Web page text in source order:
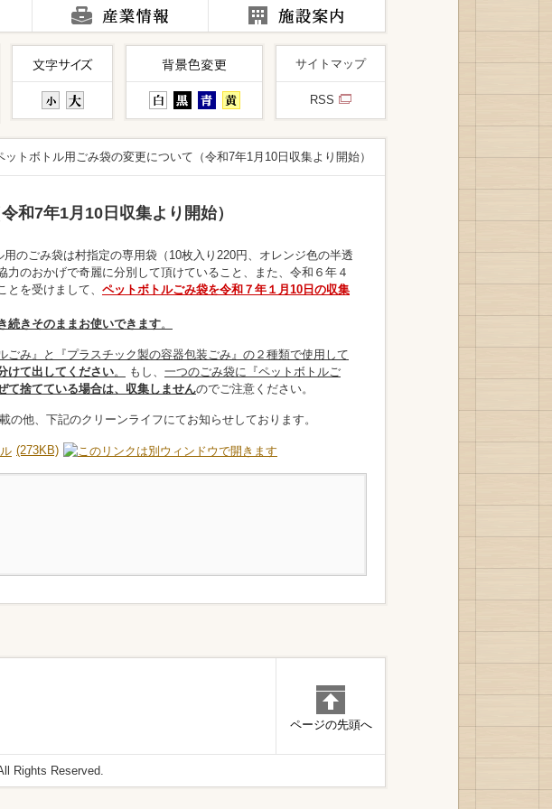
サイトマップ
RSS
ットボトル用ごみ袋の変更について（令和7年1月10日収集より開始）
和7年1月10日収集より開始）
のごみ袋は村指定の専用袋（10枚入り220円、オレンジ色の半透
のおかげで奇麗に分別して頂けていること、また、令和６年４
を受けまして、 ペットボトルごみ袋を令和７年１月10日の収集
続きそのままお使いできます。
ごみ』と『プラスチック製の容器包装ごみ』の２種類で使用して
けて出してください。 もし、 一つのごみ袋に『ペットボトルご
て捨てている場合は、収集しませんのでご注意ください。
他、下記のクリーンライフにてお知らせしております。
(273KB)
ページの先頭へ
Rights Reserved.